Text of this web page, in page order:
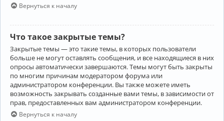
Вернуться к началу
Что такое закрытые темы?
Закрытые темы — это такие темы, в которых пользователи
больше не могут оставлять сообщения, и все находящиеся в них
опросы автоматически завершаются. Темы могут быть закрыты
по многим причинам модератором форума или
администратором конференции. Вы также можете иметь
возможность закрывать созданные вами темы, в зависимости от
прав, предоставленных вам администратором конференции.
Вернуться к началу